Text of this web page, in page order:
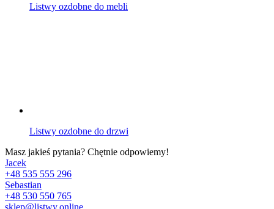
Listwy ozdobne do mebli
Listwy ozdobne do drzwi
Masz jakieś pytania? Chętnie odpowiemy!
Jacek
+48 535 555 296
Sebastian
+48 530 550 765
sklep@listwy.online